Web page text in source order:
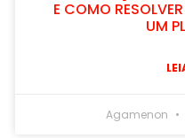
E COMO
UM
Agamenon